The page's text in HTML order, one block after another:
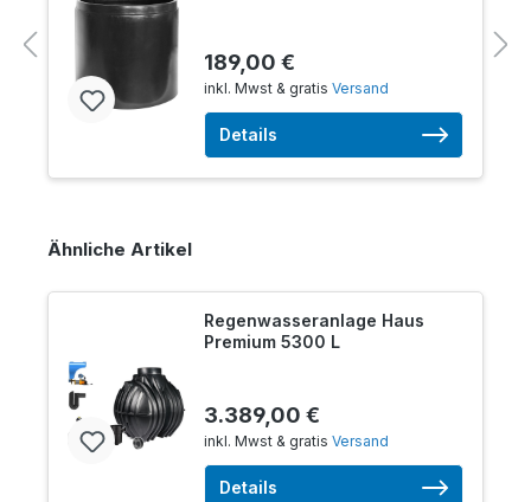
189,00 €
inkl. Mwst & gratis Versand
Details
Ähnliche Artikel
Regenwasseranlage Haus
Premium 5300 L
3.389,00 €
inkl. Mwst & gratis Versand
Details